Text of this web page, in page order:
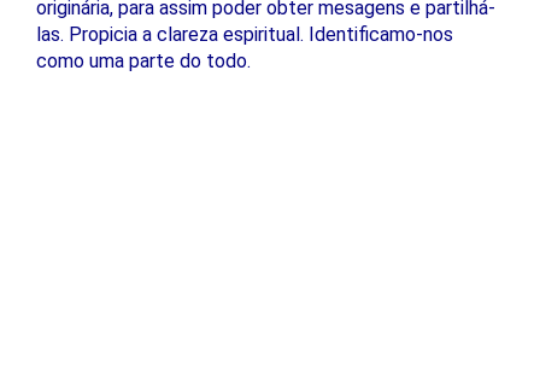
originária, para assim poder obter mesagens e partilhá-
las. Propicia a clareza espiritual. Identificamo-nos
como uma parte do todo.